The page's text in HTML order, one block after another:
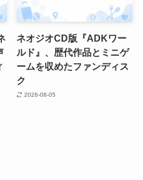
ネオジオCD版『ADKワー
ルド』、歴代作品とミニゲ
ームを収めたファンディス
ク
2026-08-05